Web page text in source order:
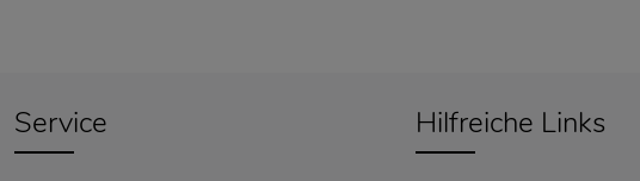
Service Hilfreiche Links